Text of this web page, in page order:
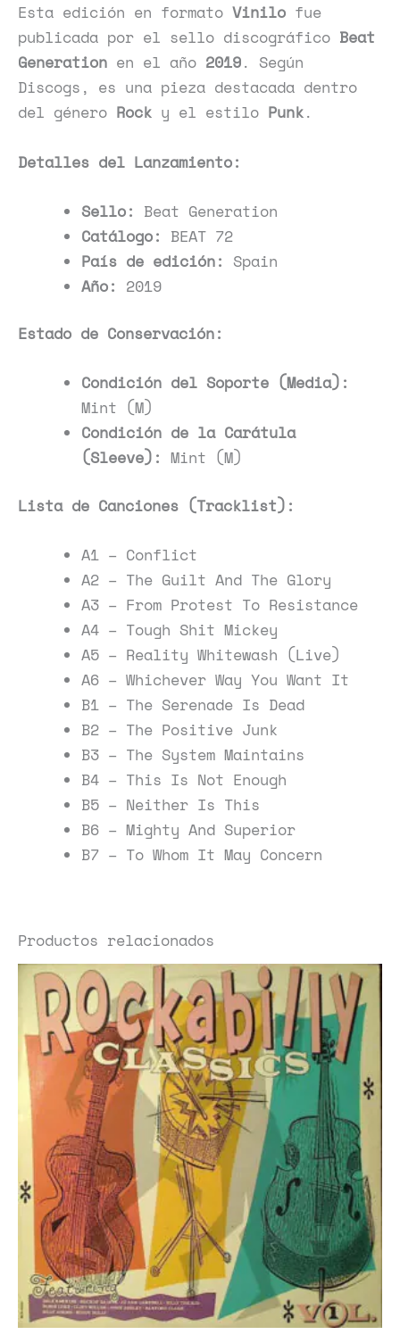
Esta edición en formato Vinilo fue
publicada por el sello discográfico Beat
Generation en el año 2019. Según
Discogs, es una pieza destacada dentro
del género Rock y el estilo Punk.
Detalles del Lanzamiento:
Sello: Beat Generation
Catálogo: BEAT 72
País de edición: Spain
Año: 2019
Estado de Conservación:
Condición del Soporte (Media):
Mint (M)
Condición de la Carátula
(Sleeve): Mint (M)
Lista de Canciones (Tracklist):
A1 – Conflict
A2 – The Guilt And The Glory
A3 – From Protest To Resistance
A4 – Tough Shit Mickey
A5 – Reality Whitewash (Live)
A6 – Whichever Way You Want It
B1 – The Serenade Is Dead
B2 – The Positive Junk
B3 – The System Maintains
B4 – This Is Not Enough
B5 – Neither Is This
B6 – Mighty And Superior
B7 – To Whom It May Concern
Productos relacionados